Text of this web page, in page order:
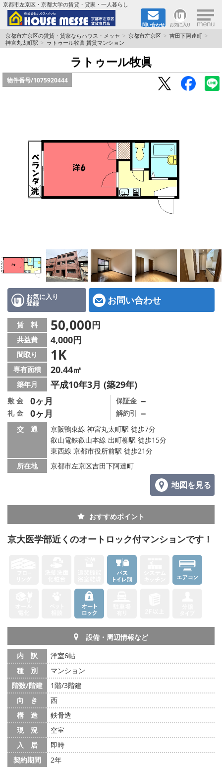
京都市左京区・京都大学の賃貸・貸家・一人暮らし
問い合わせ お気に入り ×
TOPページ
地域から検索
家族で住むならマンション？賃家？
一人暮らしの物件特集
ペット相談OKの賃貸！
ハウスメーカー施工特集！
路線·駅から探す
IT重説について
スタッフ紹介
賃貸管理の北白川店
店舗情報·アクセス
会社概要
メールでお問い合わせ
京都市左京区の賃貸・貸家ならハウス・メッセ 京都市左京区
吉田下阿達町
神宮丸太町駅
ラトゥール牧眞 賃貸マンション
ラトゥール牧眞
物件番号/1075920444
お気に入り
登録 お問い合わせ
賃 料 50,000円
共益費 4,000円
間取り 1K
専有面積 20.44㎡
築年月 平成10年3月 (築29年)
敷 金 0ヶ月
礼 金 0ヶ月
保証金 －
解約引 －
交 通
京阪鴨東線 神宮丸太町駅 徒歩7分
叡山電鉄叡山本線 出町柳駅 徒歩15分
東西線 京都市役所前駅 徒歩21分
所在地
京都市左京区吉田下阿達町
地図を見る
おすすめポイント
京大医学部近くのオートロック付マンションです！
設備・周辺情報など
内 訳
洋室6帖
種 別
マンション
階数/階建
1階/3階建
向 き
西
構 造
鉄骨造
現 況
空室
入 居
即時
契約期間
2年